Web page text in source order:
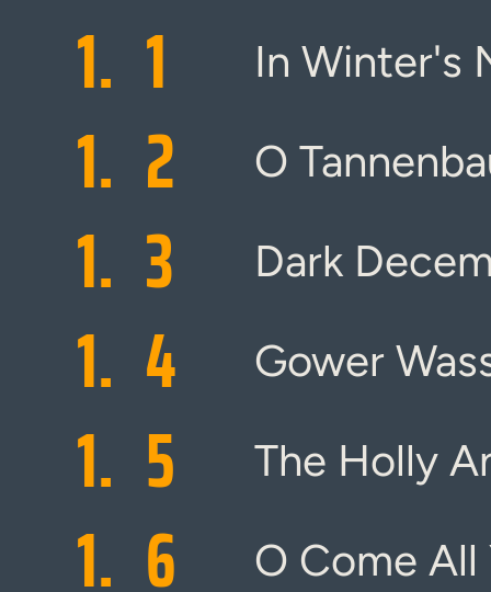
1. 1 In Winter's
1. 2 O
1. 3 Dark
1. 4 Gower
1. 5 The Holly
1. 6 O Come